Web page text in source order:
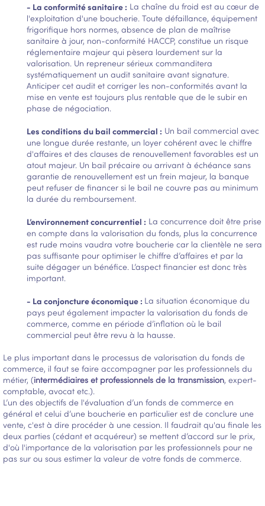
- La conformité sanitaire : La chaîne du froid est au cœur de
l'exploitation d'une boucherie. Toute défaillance, équipement
frigorifique hors normes, absence de plan de maîtrise
sanitaire à jour, non-conformité HACCP, constitue un risque
réglementaire majeur qui pèsera lourdement sur la
valorisation. Un repreneur sérieux commanditera
systématiquement un audit sanitaire avant signature.
Anticiper cet audit et corriger les non-conformités avant la
mise en vente est toujours plus rentable que de le subir en
phase de négociation.
Les conditions du bail commercial : Un bail commercial avec
une longue durée restante, un loyer cohérent avec le chiffre
d'affaires et des clauses de renouvellement favorables est un
atout majeur. Un bail précaire ou arrivant à échéance sans
garantie de renouvellement est un frein majeur, la banque
peut refuser de financer si le bail ne couvre pas au minimum
la durée du remboursement.
L’environnement concurrentiel : La concurrence doit être prise
en compte dans la valorisation du fonds, plus la concurrence
est rude moins vaudra votre boucherie car la clientèle ne sera
pas suffisante pour optimiser le chiffre d’affaires et par la
suite dégager un bénéfice. L’aspect financier est donc très
important.
- La conjoncture économique : La situation économique du
pays peut également impacter la valorisation du fonds de
commerce, comme en période d’inflation où le bail
commercial peut être revu à la hausse.
Le plus important dans le processus de valorisation du fonds de
commerce, il faut se faire accompagner par les professionnels du
métier, (intermédiaires et professionnels de la transmission, expert-
comptable, avocat etc.).
L’un des objectifs de l'évaluation d’un fonds de commerce en
général et celui d’une boucherie en particulier est de conclure une
vente, c'est à dire procéder à une cession. Il faudrait qu'au finale les
deux parties (cédant et acquéreur) se mettent d’accord sur le prix,
d'où l'importance de la valorisation par les professionnels pour ne
pas sur ou sous estimer la valeur de votre fonds de commerce.